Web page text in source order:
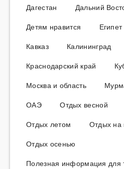
Дагестан
Дальний
Детям нравится
Египет
Кавказ
Калининград
Краснодарский край
Москва и область
ОАЭ
Отдых весной
Отдых летом
Отдых на
Отдых осенью
Полезная информация для